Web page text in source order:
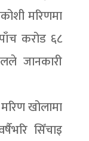
मरिणमा
करोड ६८
जानकारी
खोलामा
सिँचाइ